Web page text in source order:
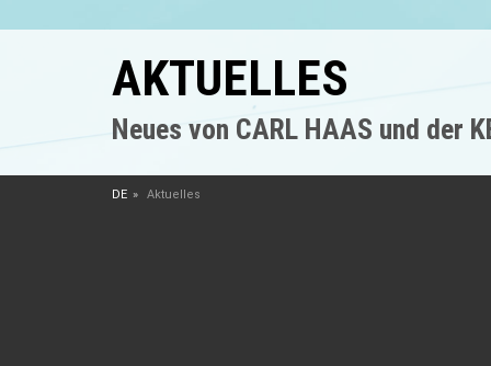
AKTUELLES
Neues von CARL HAAS und der
DE Aktuelles